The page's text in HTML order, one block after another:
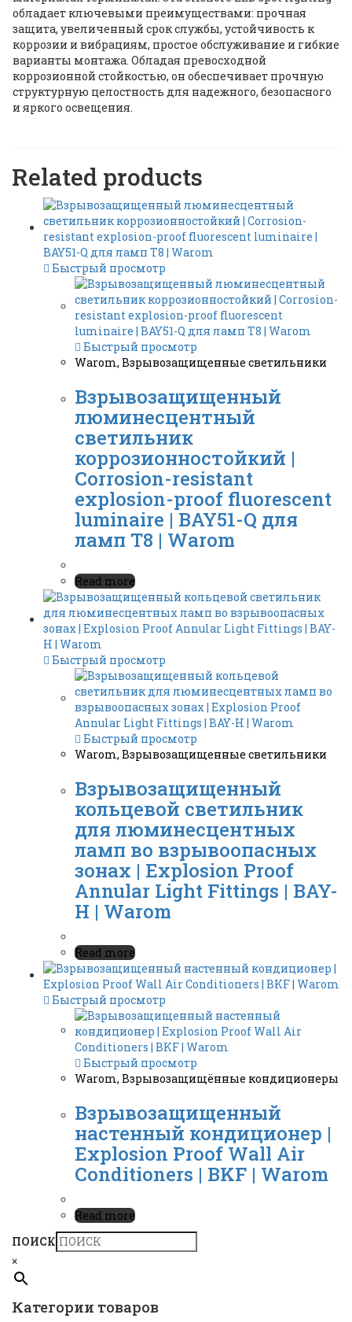
обладает ключевыми преимуществами: прочная
защита, увеличенный срок службы, устойчивость к
коррозии и вибрациям, простое обслуживание и гибкие
варианты монтажа. Обладая превосходной
коррозионной стойкостью, он обеспечивает прочную
структурную целостность для надежного, безопасного
и яркого освещения.
Related products
Быстрый просмотр
Быстрый просмотр
Warom, Взрывозащищенные светильники
Взрывозащищенный
люминесцентный
светильник
коррозионностойкий |
Corrosion-resistant
explosion-proof fluorescent
luminaire | BAY51-Q для
ламп T8 | Warom
Read more
Быстрый просмотр
Быстрый просмотр
Warom, Взрывозащищенные светильники
Взрывозащищенный
кольцевой светильник
для люминесцентных
ламп во взрывоопасных
зонах | Explosion Proof
Annular Light Fittings | BAY-
H | Warom
Read more
Быстрый просмотр
Быстрый просмотр
Warom, Взрывозащищённые кондиционеры
Взрывозащищенный
настенный кондиционер |
Explosion Proof Wall Air
Conditioners | BKF | Warom
Read more
ПОИСК
×
Категории товаров